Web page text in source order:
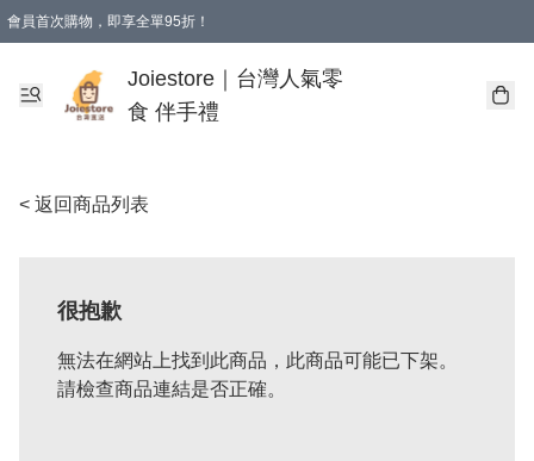
會員首次購物，即享全單95折！
購物滿 HKD 350.00即享免運費優惠！（適用於 本地送貨、本地取貨 )
Joiestore｜台灣人氣零
食 伴手禮
< 返回商品列表
很抱歉
無法在網站上找到此商品，此商品可能已下架。
請檢查商品連結是否正確。